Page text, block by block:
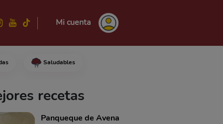
Mi cuenta
Saludables
las semillas y córtalo
recetas
Panqueque de Avena